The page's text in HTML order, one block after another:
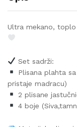
ROZA
Ultra mekano,
Set sadrži:
Plisana plahta
pristaje madracu)
2 plisane
4 boje